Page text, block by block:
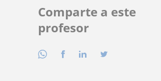
Comparte a este
profesor